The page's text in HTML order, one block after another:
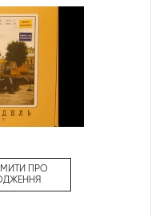
ПРО